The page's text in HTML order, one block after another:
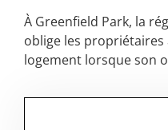
À Greenfield Park, la
oblige les
logement lorsque son